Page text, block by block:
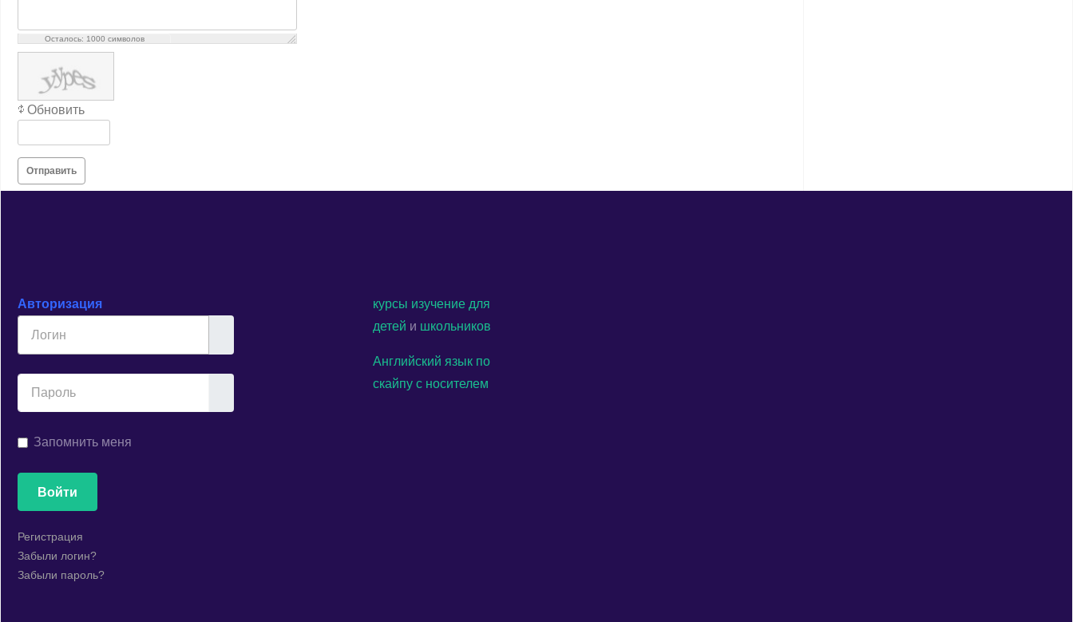
Осталось: 1000 символов
Обновить
Отправить
Авторизация
Запомнить меня
Войти
Регистрация
Забыли логин?
Забыли пароль?
курсы изучение для
детей и школьников
Английский язык по
скайпу с носителем